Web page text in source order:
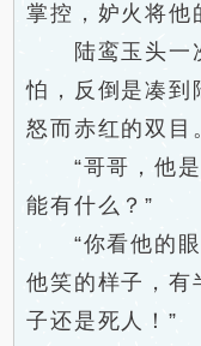
掌控，妒火将他
陆鸾玉头一次
怕，反倒是凑到
怒而赤红的双目
“哥哥，他是
能有什么？”
“你看他的眼
他笑的样子，有
子还是死人！”